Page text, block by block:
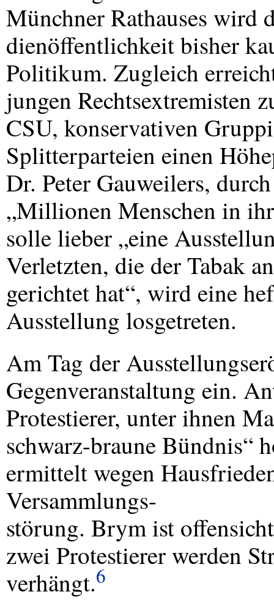
Münchner Rathauses wird
dienöffentlichkeit bisher
Politikum. Zugleich
jungen Rechtsextremisten
CSU, konservativen
Splitterparteien einen
Dr. Peter Gauweilers,
„Millionen Menschen in
solle lieber „eine
Verletzten, die der Tabak
gerichtet hat“, wird eine
Ausstellung losgetreten.
Am Tag der
Gegenveranstaltung ein.
Protestierer, unter ihnen
schwarz-braune Bündnis“
ermittelt wegen
Versammlungs-
störung. Brym ist
zwei Protestierer werden
verhängt.6